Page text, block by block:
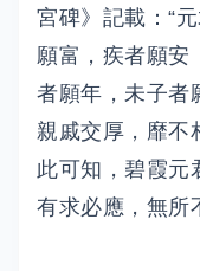
宮碑》記載：“
願富，疾者願安
者願年，未子者
親戚交厚，靡不
此可知，碧霞元
有求必應，無所